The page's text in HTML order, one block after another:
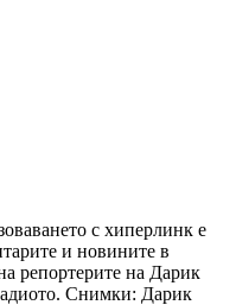
с хиперлинк е
и новините в
репортерите на Дарик
Снимки: Дарик